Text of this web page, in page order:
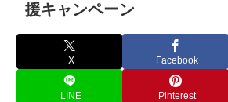
援キャンペーン
X Facebook
LINE Pinterest